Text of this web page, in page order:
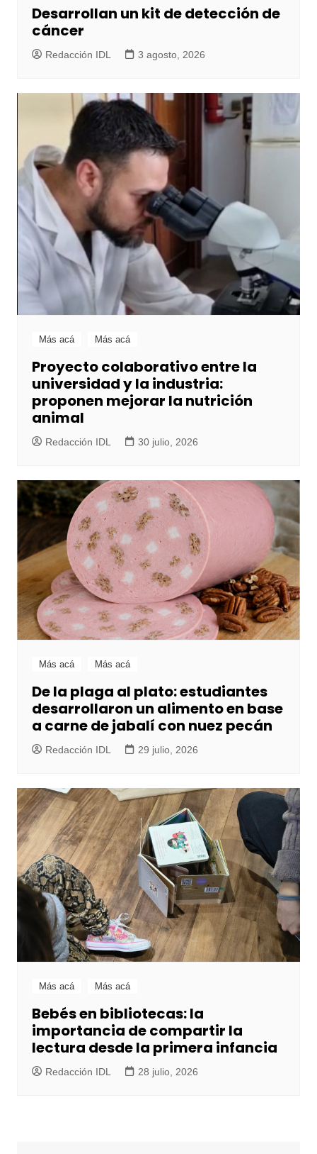
Desarrollan un kit de detección de
cáncer
Redacción IDL 3 agosto, 2026
Más acá Más acá
Proyecto colaborativo entre la
universidad y la industria:
proponen mejorar la nutrición
animal
Redacción IDL 30 julio, 2026
Más acá Más acá
De la plaga al plato: estudiantes
desarrollaron un alimento en base
a carne de jabalí con nuez pecán
Redacción IDL 29 julio, 2026
Más acá Más acá
Bebés en bibliotecas: la
importancia de compartir la
lectura desde la primera infancia
Redacción IDL 28 julio, 2026